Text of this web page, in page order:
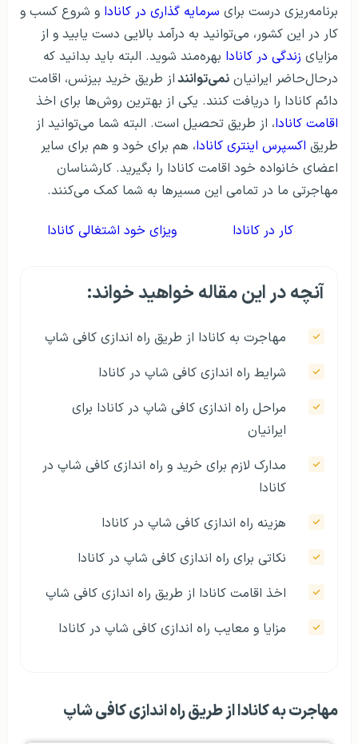
برنامه‌ریزی درست برای سرمایه گذاری در کانادا و شروع کسب و
کار در این کشور، می‌توانید به درآمد بالایی دست یابید و از
مزایای زندگی در کانادا بهره‌مند شوید. البته باید بدانید که
درحال‌حاضر ایرانیان نمی‌تواننداز طریق خرید بیزنس، اقامت
دائم کانادا را دریافت کنند. یکی از بهترین روش‌ها برای اخذ
اقامت کانادا، از طریق تحصیل است. البته شما می‌توانید از
طریق اکسپرس اینتری کانادا، هم برای خود و هم برای سایر
اعضای خانواده خود اقامت کانادا را بگیرید. کارشناسان
مهاجرتی ما در تمامی این مسیرها به شما کمک می‌کنند.
کار در کانادا ویزای خود اشتغالی کانادا
آنچه در این مقاله خواهید خواند:
مهاجرت به کانادا از طریق راه اندازی کافی شاپ
شرایط راه اندازی کافی شاپ در کانادا
مراحل راه اندازی کافی شاپ در کانادا برای
ایرانیان
مدارک لازم برای خرید و راه اندازی کافی شاپ در
کانادا
هزینه راه اندازی کافی شاپ در کانادا
نکاتی برای راه اندازی کافی شاپ در کانادا
اخذ اقامت کانادا از طریق راه اندازی کافی شاپ
مزایا و معایب راه اندازی کافی شاپ در کانادا
مهاجرت به کانادا از طریق راه اندازی کافی شاپ